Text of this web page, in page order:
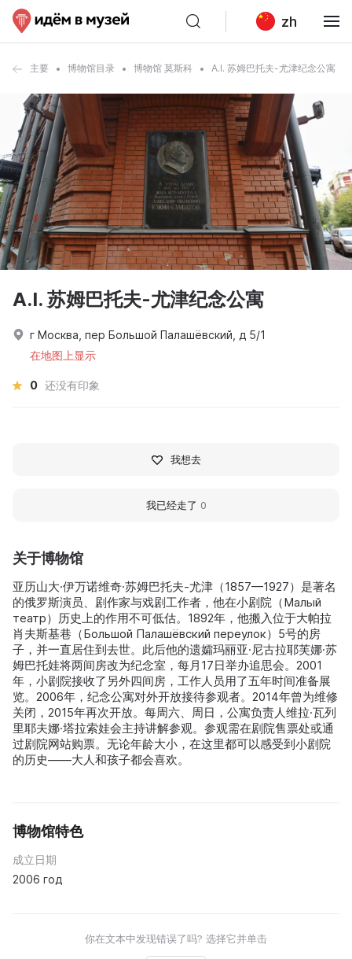
zh
主要 博物馆目录 博物馆 莫斯科 A.I. 苏姆巴托夫-尤津纪念公寓
关于博物馆
亚历山大·伊万诺维奇·苏姆巴托夫-尤津（1857—1927）是著名
的俄罗斯演员、剧作家与戏剧工作者，他在小剧院（Малый
театр）历史上的作用不可低估。1892年，他搬入位于大帕拉
肖夫斯基巷（Большой Палашёвский переулок）5号的房
子，并一直居住到去世。此后他的遗孀玛丽亚·尼古拉耶芙娜·苏
姆巴托娃将两间房改为纪念室，每月17日举办追思会。2001
年，小剧院接收了另外四间房，工作人员用了五年时间准备展
览。2006年，纪念公寓对外开放接待参观者。2014年曾为维修
关闭，2015年再次开放。每周六、周日，公寓负责人维拉·瓦列
里耶夫娜·塔拉索娃会主持讲解参观。参观需在剧院售票处或通
过剧院网站购票。无论年龄大小，在这里都可以感受到小剧院
的历史——大人和孩子都会喜欢。
博物馆特色
成立日期
2006 год
你在文本中发现错误了吗? 选择它并单击
A.I. 苏姆巴托夫-尤津纪念公寓
г Москва, пер Большой Палашёвский, д 5/1
在地图上显示
0 还没有印象
我想去
我已经走了 0